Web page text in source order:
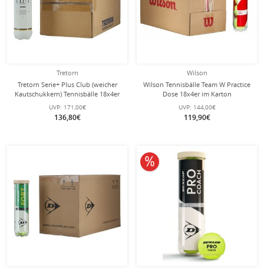
Tretorn
Tretorn Serie+ Plus Club (weicher
Kautschukkern) Tennisbälle 18x4er
Karton
UVP: 171,00€
136,80€
Wilson
Wilson Tennisbälle Team W Practice
Dose 18x4er im Karton
UVP: 144,00€
119,90€
10% reduziert